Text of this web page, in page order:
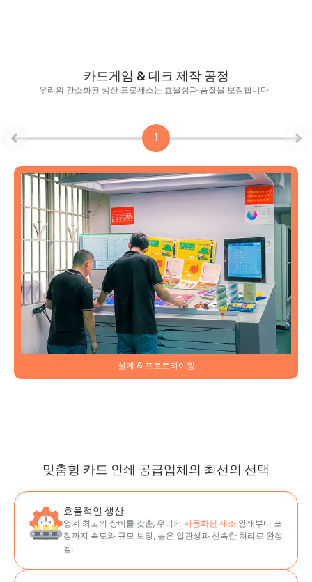
카드게임 & 데크 제작 공정
우리의 간소화된 생산 프로세스는 효율성과 품질을 보장합니다..
1
설계 & 프로토타이핑
맞춤형 카드 인쇄 공급업체의 최선의 선택
효율적인 생산
업계 최고의 장비를 갖춘, 우리의 자동화된 제조 인쇄부터 포
장까지 속도와 규모 보장 , 높은 일관성과 신속한 처리로 완성
됨.